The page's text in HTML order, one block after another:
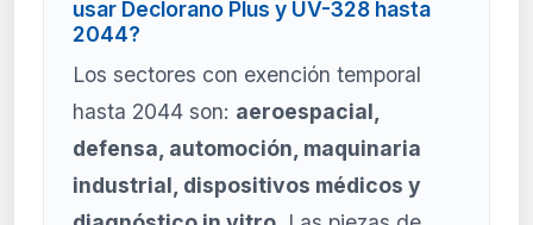
usar Declorano Plus y UV-328 hasta
2044?
Los sectores con exención temporal
hasta 2044 son: aeroespacial,
defensa, automoción, maquinaria
industrial, dispositivos médicos y